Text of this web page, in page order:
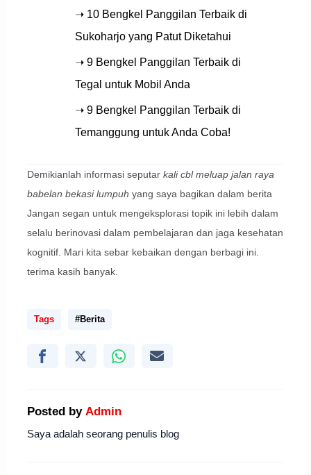
➝ 10 Bengkel Panggilan Terbaik di
Sukoharjo yang Patut Diketahui
➝ 9 Bengkel Panggilan Terbaik di
Tegal untuk Mobil Anda
➝ 9 Bengkel Panggilan Terbaik di
Temanggung untuk Anda Coba!
Demikianlah informasi seputar kali cbl meluap jalan raya
babelan bekasi lumpuh yang saya bagikan dalam berita
Jangan segan untuk mengeksplorasi topik ini lebih dalam
selalu berinovasi dalam pembelajaran dan jaga kesehatan
kognitif. Mari kita sebar kebaikan dengan berbagi ini.
terima kasih banyak.
Tags #Berita
Posted by Admin
Saya adalah seorang penulis blog